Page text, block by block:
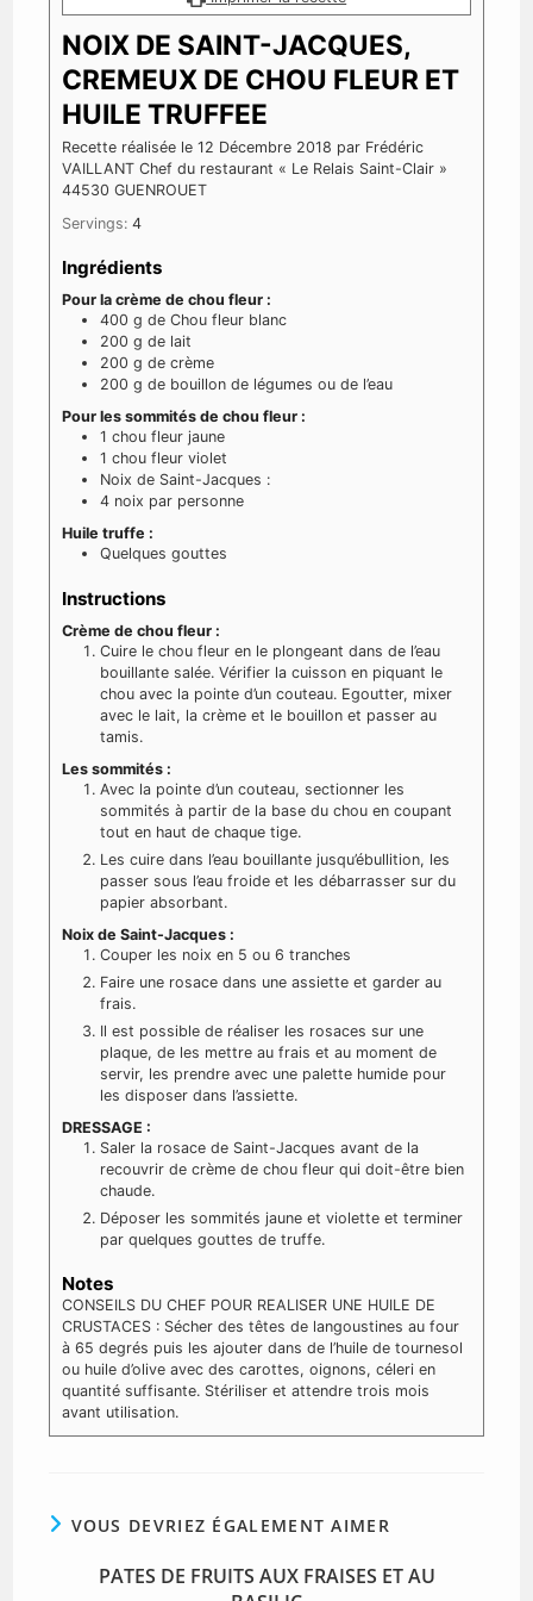
NOIX DE SAINT-JACQUES,
CREMEUX DE CHOU FLEUR ET
HUILE TRUFFEE
Recette réalisée le 12 Décembre 2018 par Frédéric
VAILLANT Chef du restaurant « Le Relais Saint-Clair »
44530 GUENROUET
Servings:4
Ingrédients
Pour la crème de chou fleur :
400 g de Chou fleur blanc
200 g de lait
200 g de crème
200 g de bouillon de légumes ou de l’eau
Pour les sommités de chou fleur :
1 chou fleur jaune
1 chou fleur violet
Noix de Saint-Jacques :
4 noix par personne
Huile truffe :
Quelques gouttes
Instructions
Crème de chou fleur :
Cuire le chou fleur en le plongeant dans de l’eau
bouillante salée. Vérifier la cuisson en piquant le
chou avec la pointe d’un couteau. Egoutter, mixer
avec le lait, la crème et le bouillon et passer au
tamis.
Les sommités :
Avec la pointe d’un couteau, sectionner les
sommités à partir de la base du chou en coupant
tout en haut de chaque tige.
Les cuire dans l’eau bouillante jusqu’ébullition, les
passer sous l’eau froide et les débarrasser sur du
papier absorbant.
Noix de Saint-Jacques :
Couper les noix en 5 ou 6 tranches
Faire une rosace dans une assiette et garder au
frais.
Il est possible de réaliser les rosaces sur une
plaque, de les mettre au frais et au moment de
servir, les prendre avec une palette humide pour
les disposer dans l’assiette.
DRESSAGE :
Saler la rosace de Saint-Jacques avant de la
recouvrir de crème de chou fleur qui doit-être bien
chaude.
Déposer les sommités jaune et violette et terminer
par quelques gouttes de truffe.
Notes
CONSEILS DU CHEF POUR REALISER UNE HUILE DE
CRUSTACES : Sécher des têtes de langoustines au four
à 65 degrés puis les ajouter dans de l’huile de tournesol
ou huile d’olive avec des carottes, oignons, céleri en
quantité suffisante. Stériliser et attendre trois mois
avant utilisation.
VOUS DEVRIEZ ÉGALEMENT AIMER
PATES DE FRUITS AUX FRAISES ET AU